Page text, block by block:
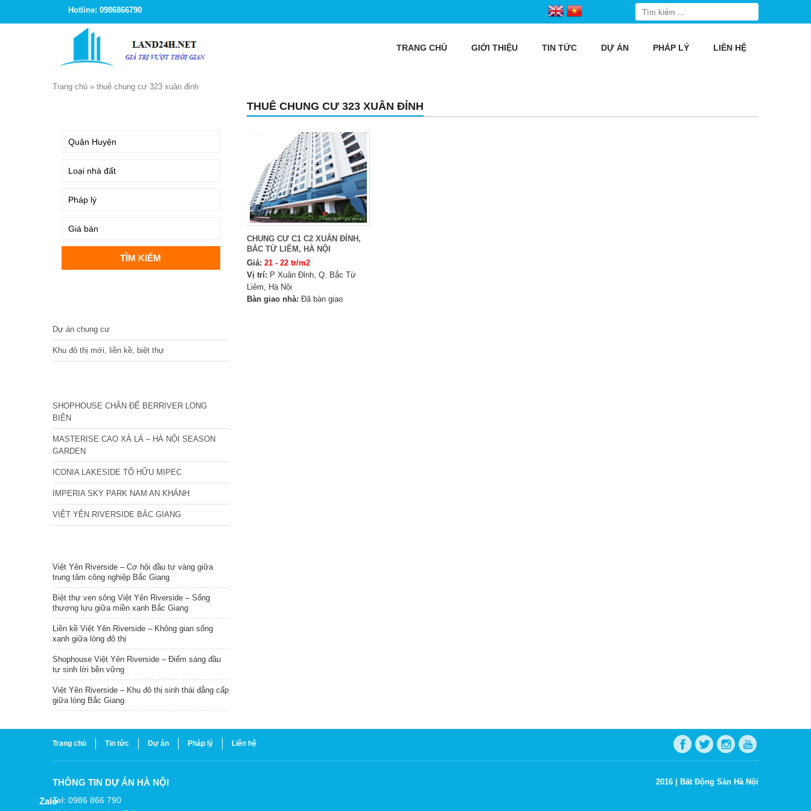
Hotline: 0986866790
TRANG CHỦ GIỚI THIỆU TIN TỨC DỰ ÁN PHÁP LÝ LIÊN HỆ
Trang chủ » thuê chung cư 323 xuân đỉnh
THUÊ CHUNG CƯ 323 XUÂN ĐỈNH
CHUNG CƯ C1 C2 XUÂN ĐỈNH,
BẮC TỪ LIÊM, HÀ NỘI
Giá: 21 - 22 tr/m2
Vị trí: P Xuân Đỉnh, Q. Bắc Từ
Liêm, Hà Nội
Bàn giao nhà: Đã bàn giao
Dự án chung cư
Khu đô thị mới, liền kề, biệt thự
SHOPHOUSE CHÂN ĐẾ BERRIVER LONG
BIÊN
MASTERISE CAO XÀ LÁ – HÀ NỘI SEASON
GARDEN
ICONIA LAKESIDE TỐ HỮU MIPEC
IMPERIA SKY PARK NAM AN KHÁNH
VIỆT YÊN RIVERSIDE BẮC GIANG
Việt Yên Riverside – Cơ hội đầu tư vàng giữa
trung tâm công nghiệp Bắc Giang
Biệt thự ven sông Việt Yên Riverside – Sống
thượng lưu giữa miền xanh Bắc Giang
Liền kề Việt Yên Riverside – Không gian sống
xanh giữa lòng đô thị
Shophouse Việt Yên Riverside – Điểm sáng đầu
tư sinh lời bền vững
Việt Yên Riverside – Khu đô thị sinh thái đẳng cấp
giữa lòng Bắc Giang
Trang chủ Tin tức Dự án Pháp lý Liên hệ
THÔNG TIN DỰ ÁN HÀ NỘI
Tel: 0986 866 790
2016 | Bất Động Sản Hà Nội
Zalo